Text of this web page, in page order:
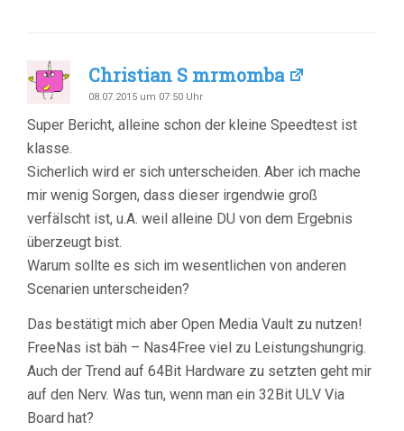
Christian S mrmomba
08.07.2015 um 07:50 Uhr
Super Bericht, alleine schon der kleine Speedtest ist
klasse.
Sicherlich wird er sich unterscheiden. Aber ich mache
mir wenig Sorgen, dass dieser irgendwie groß
verfälscht ist, u.A. weil alleine DU von dem Ergebnis
überzeugt bist.
Warum sollte es sich im wesentlichen von anderen
Scenarien unterscheiden?
Das bestätigt mich aber Open Media Vault zu nutzen!
FreeNas ist bäh – Nas4Free viel zu Leistungshungrig.
Auch der Trend auf 64Bit Hardware zu setzten geht mir
auf den Nerv. Was tun, wenn man ein 32Bit ULV Via
Board hat?